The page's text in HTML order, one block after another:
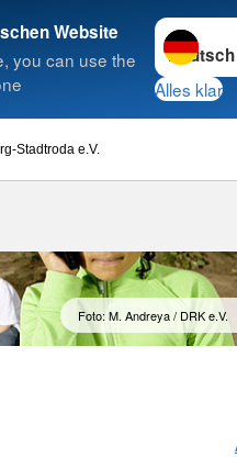
Website
you can use the
Sprache
Alles klar
Stadtroda e.V.
Suche
Foto: M. Andreya / DRK e.V.